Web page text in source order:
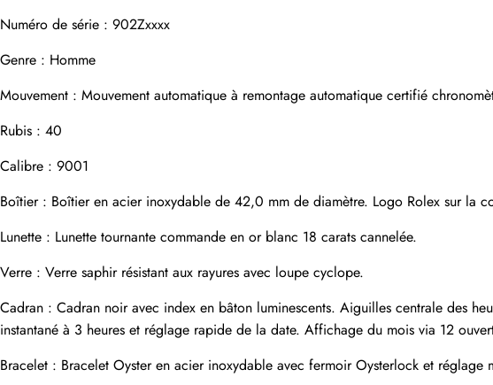
Numéro de série : 902Zxxxx
Genre : Homme
Mouvement : Mouvement automatique à remontage automatique certifié
Rubis : 40
Calibre : 9001
Boîtier : Boîtier en acier inoxydable de 42,0 mm de diamètre. Logo Rolex sur la
Lunette : Lunette tournante commande en or blanc 18 carats cannelée.
Verre : Verre saphir résistant aux rayures avec loupe cyclope.
Cadran : Cadran noir avec index en bâton luminescents. Aiguilles centrale des
instantané à 3 heures et réglage rapide de la date. Affichage du mois via 12
Bracelet : Bracelet Oyster en acier inoxydable avec fermoir Oysterlock et
Adresse e-mail
Message